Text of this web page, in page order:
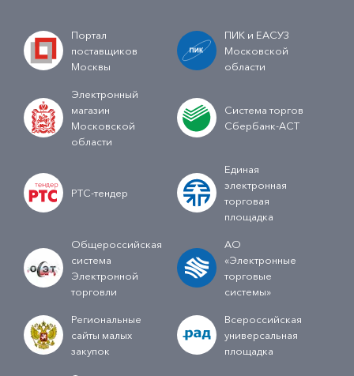
Портал
поставщиков
Москвы
ПИК и ЕАСУЗ
Московской
области
Электронный
магазин
Московской
области
Система торгов
Сбербанк-АСТ
РТС-тендер
Единая
электронная
торговая
площадка
Общероссийская
система
Электронной
торговли
АО
«Электронные
торговые
системы»
Региональные
сайты малых
закупок
Всероссийская
универсальная
площадка